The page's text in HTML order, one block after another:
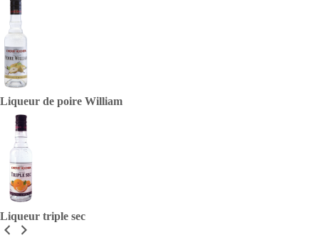
Liqueur de poire William
Liqueur triple sec